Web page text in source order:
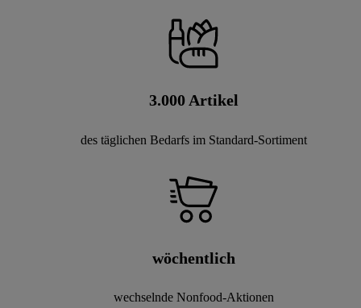
3.000Artikel
des täglichen Bedarfs im Standard-Sortiment
wöchentlich
wechselnde Nonfood-Aktionen